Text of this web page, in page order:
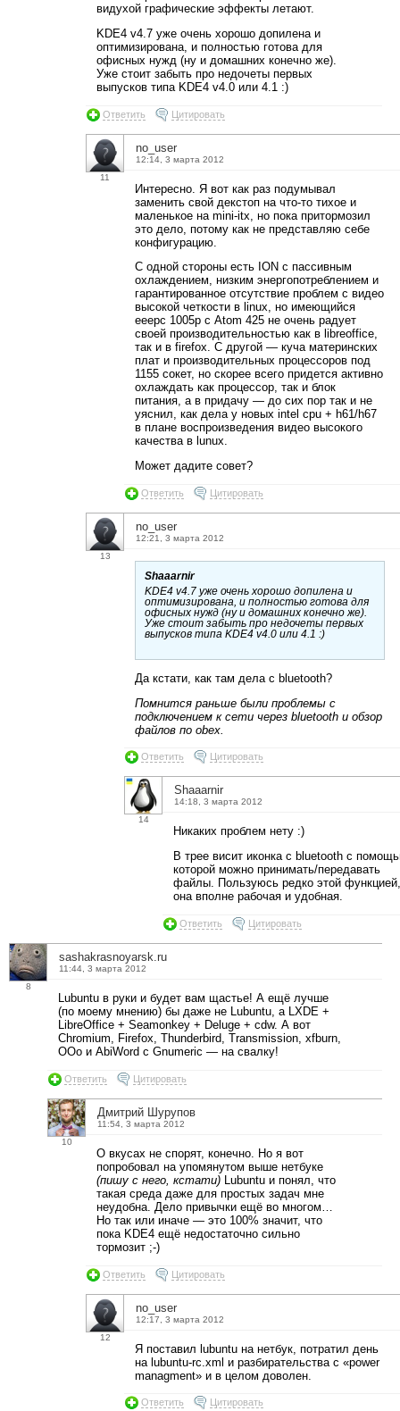
видухой графические эффекты летают.
KDE4 v4.7 уже очень хорошо допилена и
оптимизирована, и полностью готова для
офисных нужд (ну и домашних конечно же).
Уже стоит забыть про недочеты первых
выпусков типа KDE4 v4.0 или 4.1 :)
Ответить Цитировать
11
no_user
12:14, 3 марта 2012
Интересно. Я вот как раз подумывал
заменить свой декстоп на что-то тихое и
маленькое на mini-itx, но пока притормозил
это дело, потому как не представляю себе
конфигурацию.
С одной стороны есть ION с пассивным
охлаждением, низким энергопотреблением и
гарантированное отсутствие проблем с видео
высокой четкости в linux, но имеющийся
eeepc 1005p с Atom 425 не очень радует
своей производительностью как в libreoffice,
так и в firefox. С другой — куча материнских
плат и производительных процессоров под
1155 сокет, но скорее всего придется активно
охлаждать как процессор, так и блок
питания, а в придачу — до сих пор так и не
уяснил, как дела у новых intel cpu + h61/h67
в плане воспроизведения видео высокого
качества в lunux.
Может дадите совет?
Ответить Цитировать
13
no_user
12:21, 3 марта 2012
Shaaarnir
KDE4 v4.7 уже очень хорошо допилена и
оптимизирована, и полностью готова для
офисных нужд (ну и домашних конечно же).
Уже стоит забыть про недочеты первых
выпусков типа KDE4 v4.0 или 4.1 :)
Да кстати, как там дела с bluetooth?
Помнится раньше были проблемы с
подключением к сети через bluetooth и обзор
файлов по obex.
Ответить Цитировать
14
Shaaarnir
14:18, 3 марта 2012
Никаких проблем нету :)
В трее висит иконка с bluetooth с
которой можно принимать/передавать
файлы. Пользуюсь редко этой
она вполне рабочая и удобная.
Ответить Цитировать
8
sashakrasnoyarsk.ru
11:44, 3 марта 2012
Lubuntu в руки и будет вам щастье! А ещё лучше
(по моему мнению) бы даже не Lubuntu, а LXDE +
LibreOffice + Seamonkey + Deluge + cdw. А вот
Chromium, Firefox, Thunderbird, Transmission, xfburn,
OOo и AbiWord с Gnumeric — на свалку!
Ответить Цитировать
10
Дмитрий Шурупов
11:54, 3 марта 2012
О вкусах не спорят, конечно. Но я вот
попробовал на упомянутом выше нетбуке
(пишу с него, кстати) Lubuntu и понял, что
такая среда даже для простых задач мне
неудобна. Дело привычки ещё во многом…
Но так или иначе — это 100% значит, что
пока KDE4 ещё недостаточно сильно
тормозит ;-)
Ответить Цитировать
12
no_user
12:17, 3 марта 2012
Я поставил lubuntu на нетбук, потратил день
на lubuntu-rc.xml и разбирательства с «power
managment» и в целом доволен.
Ответить Цитировать